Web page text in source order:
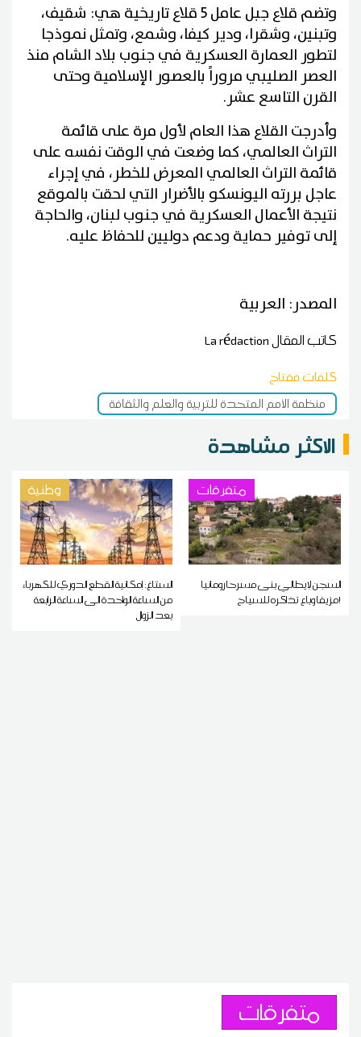
وتضم قلاع جبل عامل 5 قلاع تاريخية هي: شقيف،
وتبنين، وشقرا، ودير كيفا، وشمع، وتمثل نموذجا
لتطور العمارة العسكرية في جنوب بلاد الشام منذ
العصر الصليبي مروراً بالعصور الإسلامية وحتى
القرن التاسع عشر.
وأدرجت القلاع هذا العام لأول مرة على قائمة
التراث العالمي، كما وضعت في الوقت نفسه على
قائمة التراث العالمي المعرض للخطر، في إجراء
عاجل بررته اليونسكو بالأضرار التي لحقت بالموقع
نتيجة الأعمال العسكرية في جنوب لبنان، والحاجة
إلى توفير حماية ودعم دوليين للحفاظ عليه.
المصدر: العربية
كاتب المقالLa rédaction
كلمات مفتاح
منظمة الأمم المتحدة للتربية والعلم والثقافة
الاكثر مشاهدة
متفرقات
السجن لإيطالي بنى مسرحا رومانيا
مزيفا وباع تذاكره للسياح!
وطنية
الستاغ: إمكانية القطع الدوري للكهرباء
من الساعة الواحدة الى الساعة الرابعة
بعد الزوال
متفرقات